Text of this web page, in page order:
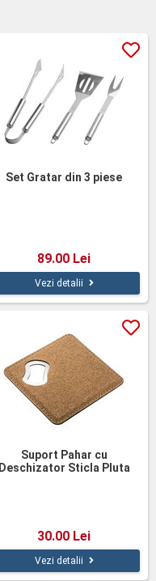
Set Gratar din 3 piese
89.00 Lei
Vezi detalii
Suport Pahar cu
Deschizator Sticla Pluta
30.00 Lei
Vezi detalii